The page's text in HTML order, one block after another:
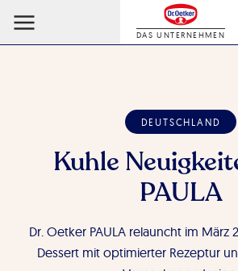
DAS UNTERNEHMEN
DEUTSCHLAND
Kuhle
PAULA
Dr. Oetker PAULA relauncht im März
Dessert mit optimierter Rezeptur